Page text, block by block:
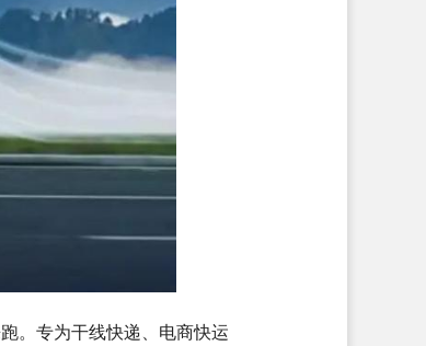
。专为干线快递、电商快运